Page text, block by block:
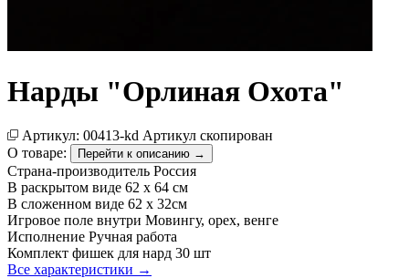
Нарды "Орлиная Охота"
Артикул: 00413-kd Артикул скопирован
О товаре:
Перейти к описанию →
Страна-производитель Россия
В раскрытом виде 62 х 64 см
В сложенном виде 62 х 32см
Игровое поле внутри Мовингу, орех, венге
Исполнение Ручная работа
Комплект фишек для нард 30 шт
Все характеристики →